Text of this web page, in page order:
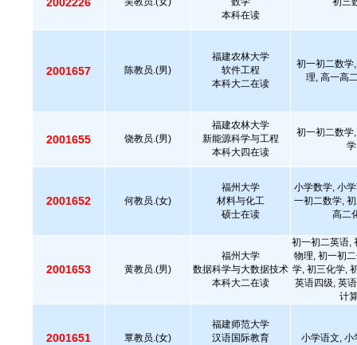
本科在读
2001657 陈教员.(男)
福建农林大学
软件工程
本科大二在读
初一初二数学
理, 高一高
2001655 饶教员.(男)
福建农林大学
新能源科学与工程
本科大四在读
初一初二数学
2001652 何教员.(女)
福州大学
材料与化工
硕士在读
小学数学, 小
一初二数学,
高二
2001653 黄教员.(男)
福州大学
数据科学与大数据技术
本科大二在读
初一初二英语,
物理, 初一初
学, 初三化学,
英语四级, 英
计
2001651 覃教员.(女)
福建师范大学
汉语国际教育
小学语文, 小